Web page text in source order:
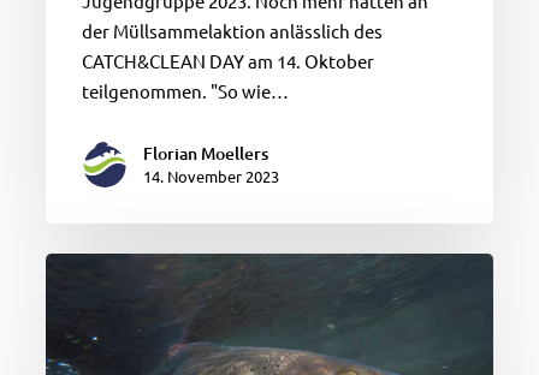
der Müllsammelaktion anlässlich des
CATCH&CLEAN DAY am 14. Oktober
teilgenommen. "So wie…
Florian Moellers
14. November 2023
Rote
Gefährdungsstatus